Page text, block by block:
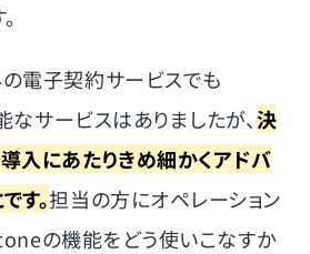
電子契約サービスでも
サービスはありましたが、決
入にあたりきめ細かくアドバ
す。担当の方にオペレーション
の機能をどう使いこなすか